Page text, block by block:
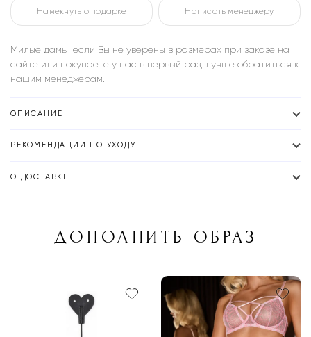
Намекнуть о подарке Написать менеджеру
Милые дамы, если Вы не уверены в размерах при заказе на
сайте или покупаете у нас в первый раз, лучше обратиться к
нашим менеджерам.
ОПИСАНИЕ
РЕКОМЕНДАЦИИ ПО УХОДУ
О ДОСТАВКЕ
ДОПОЛНИТЬ ОБРАЗ